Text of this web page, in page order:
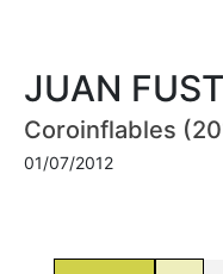
JUAN
Coroinflables
01/07/2012